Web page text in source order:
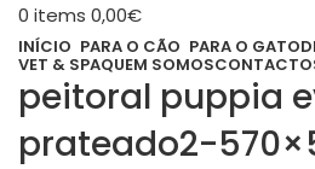
0 items 0,00€
INÍCIO PARA O CÃO PARA O GATO
VET & SPAQUEM SOMOS
peitoral puppia
prateado2-